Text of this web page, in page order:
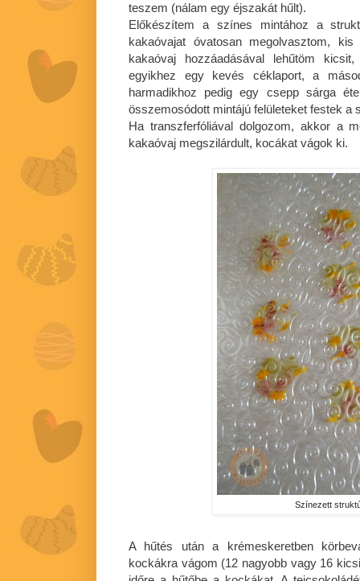
teszem (nálam egy éjszakát hűlt).
Előkészítem a színes mintához a
kakaóvajat óvatosan megolvasztom,
kakaóvaj hozzáadásával lehűtöm
egyikhez egy kevés céklaport, a
harmadikhoz pedig egy csepp sárga
összemosódott mintájú felületeket festek a
Ha transzferfóliával dolgozom, akkor a
kakaóvaj megszilárdult, kocákat vágok ki.
Színezett
A hűtés után a krémeskeretben
kockákra vágom (12 nagyobb vagy 16